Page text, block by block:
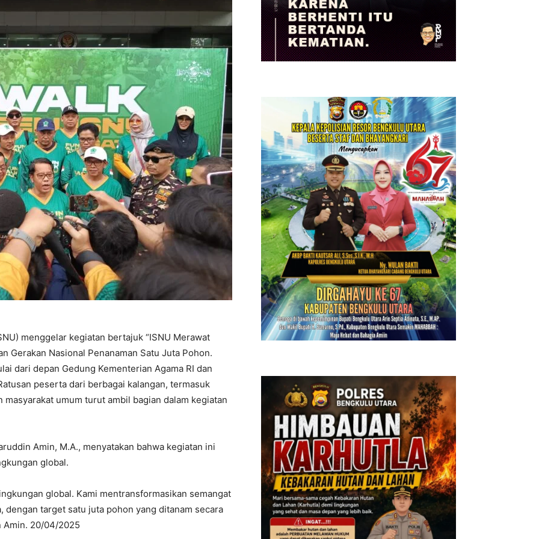
menggelar kegiatan bertajuk “ISNU Merawat
Gerakan Nasional Penanaman Satu Juta Pohon.
dari depan Gedung Kementerian Agama RI dan
peserta dari berbagai kalangan, termasuk
umum turut ambil bagian dalam kegiatan
Amin, M.A., menyatakan bahwa kegiatan ini
global.
global. Kami mentransformasikan semangat
dengan target satu juta pohon yang ditanam secara
Amin. 20/04/2025